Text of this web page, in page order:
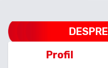
DESPRE
Profil